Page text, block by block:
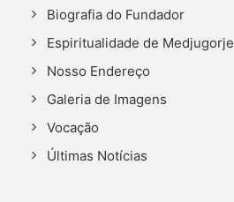
Biografia do Fundador
Espiritualidade de Medjugorje
Nosso Endereço
Galeria de Imagens
Vocação
Últimas Notícias